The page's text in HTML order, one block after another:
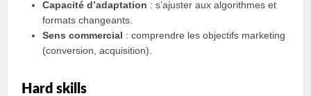
Capacité d’adaptation : s’ajuster aux algorithmes et
formats changeants.
Sens commercial : comprendre les objectifs marketing
(conversion, acquisition).
Hard skills